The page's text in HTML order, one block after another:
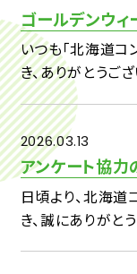
ゴールデンウィ
いつも「北海道コ
き、ありがとうご
休所日および開
たします。 【対象
[…]
2026.03.13
アンケート協力
日頃より、北海
き、誠にありがと